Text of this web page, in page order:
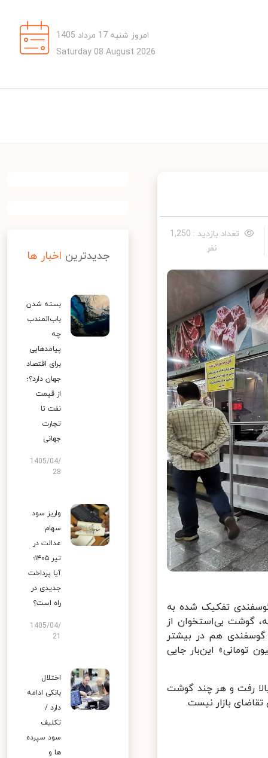
امروز شنبه 17 مرداد 1405
Saturday 08 August 2026
تعداد بازدید : 1,250
نفر
تفکیک شده به
۶۰۰ هزار تومان گذشته، گوشت بی‌استخوان از
و قیمت شقه گوسفندی هم در بیشتر
تومانی» این‌بار جایی
۲۰ هزار تا ۲۵ هزار تومان بالا رفت و هر چند گوشت
بازار نیست.
جدیدترین اخبار ها
بسته شدن
باب‌المندب
چه
پیامدهایی
برای اقتصاد
جهان دارد؟؛
از قیمت
نفت تا
تجارت
جهانی
1405/04/
28
واریز سود
سهام
عدالت در
تیر ۱۴۰۵؛
آیا پرداخت
جدیدی در
راه است؟
1405/04/
اختلال
بانکی ادامه
دارد /
تکلیف
سود سپرده
ها و